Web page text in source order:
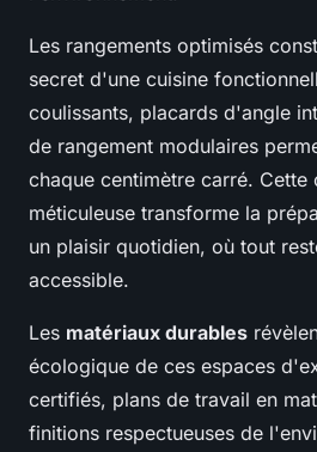
Les rangements optimisés
secret d'une cuisine
coulissants, placards d'angle
de rangement modulaires
chaque centimètre carré. Cette
méticuleuse transforme la
un plaisir quotidien, où tout
accessible.
Les matériaux durables
écologique de ces espaces
certifiés, plans de travail en
finitions respectueuses de